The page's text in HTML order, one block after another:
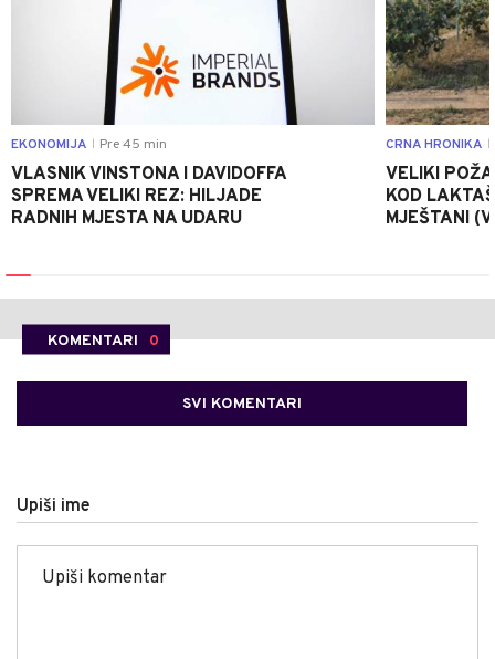
EKONOMIJA Pre 45 min
VLASNIK VINSTONA I DAVIDOFFA
SPREMA VELIKI REZ: HILJADE
RADNIH MJESTA NA UDARU
CRNA HRONIKA
VELIKI
KOD
MJEŠTANI
KOMENTARI 0
SVI KOMENTARI
Upiši ime